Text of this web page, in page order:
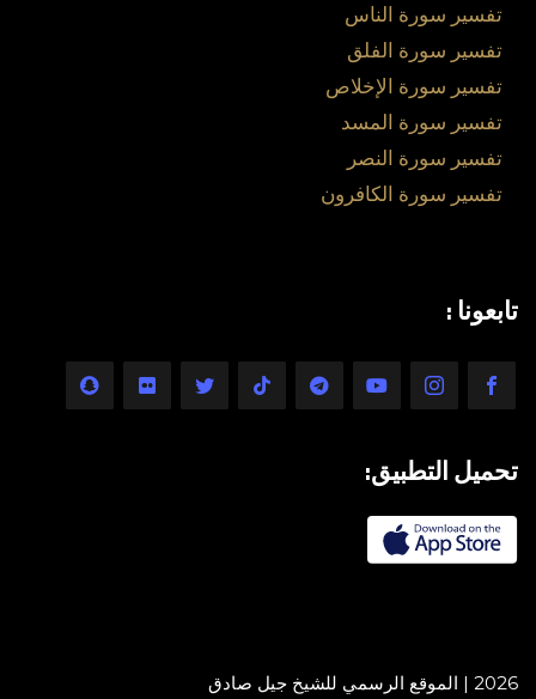
تفسير سورة الناس
تفسير سورة الفلق
تفسير سورة الإخلاص
تفسير سورة المسد
تفسير سورة النصر
تفسير سورة الكافرون
تابعونا :
تحميل التطبيق:
2026 | الموقع الرسمي للشيخ جيل صادق